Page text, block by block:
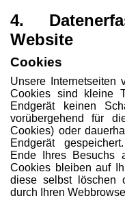
4.
Website
Cookies
Unsere Internetseiten
Cookies sind kleine
Endgerät keinen
vorübergehend für
Cookies) oder
Endgerät
Ende Ihres Besuchs
Cookies bleiben auf
diese selbst löschen
durch Ihren